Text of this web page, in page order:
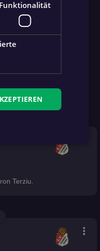
Terziu.
more_vert
Funktionalität